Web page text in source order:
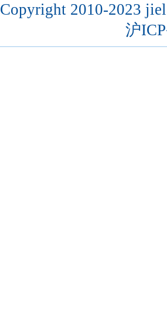
Copyright 2010-2023
沪